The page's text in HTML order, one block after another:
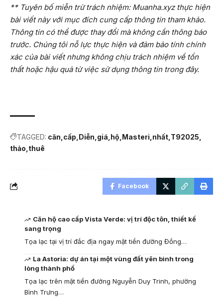
** Tuyên bố miễn trừ trách nhiệm: Muanha.xyz thực hiện
bài viết này với mục đích cung cấp thông tin tham khảo.
Thông tin có thể được thay đổi mà không cần thông báo
trước. Chúng tôi nỗ lực thực hiện và đảm bảo tính chính
xác của bài viết nhưng không chịu trách nhiệm về tổn
thất hoặc hậu quả từ việc sử dụng thông tin trong đây.
TAGGED: căn cấp Diễn giá hộ Masteri nhất T92025
thảo thuê
Facebook
Căn hộ cao cấp Vista Verde: vị trí độc tôn, thiết kế
sang trọng
Tọa lạc tại vị trí đắc địa ngay mặt tiền đường Đồng…
La Astoria: dự án tại một vùng đất yên bình trong
lòng thành phố
Tọa lạc trên mặt tiền đường Nguyễn Duy Trinh, phường
Bình Trưng…